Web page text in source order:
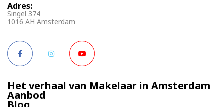
Adres:
Singel 374
1016 AH Amsterdam
Het verhaal van Makelaar in Amsterdam
Aanbod